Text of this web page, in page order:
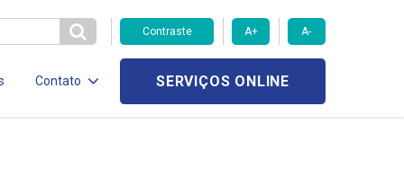
Contraste A+ A-
Contato SERVIÇOS ONLINE